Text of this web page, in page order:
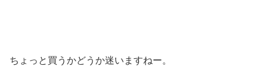
ちょっと買うかどうか迷いますねー。